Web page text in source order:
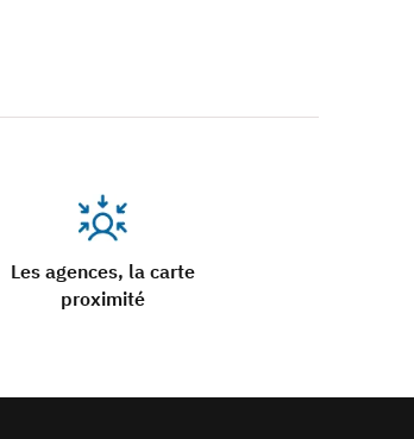
Les agences, la carte
proximité